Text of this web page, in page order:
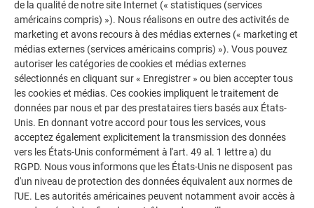
SIDING.X – SCHÉMAS DE POSE (POSSIBILITÉS
DE CONCEPTION)
L’association de panneaux Siding.X de largeurs et de
longueurs différentes vous permet de personnaliser
totalement la façade de votre maison. Nous avons élaboré
pour vous les quatre schémas de pose suivants :
de la qualité de notre site Internet (« statistiques (services
américains compris) »). Nous réalisons en outre des activités de
marketing et avons recours à des médias externes (« marketing et
médias externes (services américains compris) »). Vous pouvez
autoriser les catégories de cookies et médias externes
sélectionnés en cliquant sur « Enregistrer » ou bien accepter tous
les cookies et médias. Ces cookies impliquent le traitement de
données par nous et par des prestataires tiers basés aux États-
Unis. En donnant votre accord pour tous les services, vous
acceptez également explicitement la transmission des données
vers les États-Unis conformément à l'art. 49 al. 1 lettre a) du
RGPD. Nous vous informons que les États-Unis ne disposent pas
d'un niveau de protection des données équivalent aux normes de
l'UE. Les autorités américaines peuvent notamment avoir accès à